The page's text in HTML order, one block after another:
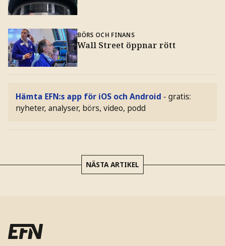
BÖRS OCH FINANS
Wall Street öppnar rött
Hämta EFN:s app för iOS och Android - gratis:
nyheter, analyser, börs, video, podd
NÄSTA ARTIKEL